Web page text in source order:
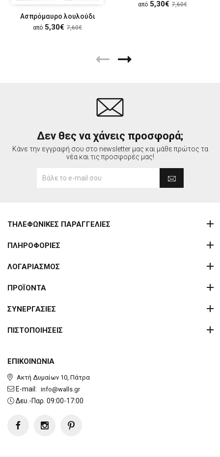
Ασπρόμαυρο λουλούδι
από 5,30€ 7,60€
από 5,30€ 7,60€
Δεν θες να χάνεις προσφορά;
Κάνε την εγγραφή σου στο newsletter μας και μάθε πρώτος τα
νέα και τις προσφορές μας!
ΕΠΙΚΟΙΝΩΝΙΑ
Ακτή Δυμαίων 10, Πάτρα
E-mail: info@walls.gr
Δευ.-Παρ. 09:00-17:00
ΤΗΛΕΦΩΝΙΚΕΣ ΠΑΡΑΓΓΕΛΙΕΣ
ΠΛΗΡΟΦΟΡΙΕΣ
ΛΟΓΑΡΙΑΣΜΟΣ
ΠΡΟΪΟΝΤΑ
ΣΥΝΕΡΓΑΣΙΕΣ
ΠΙΣΤΟΠΟΙΗΣΕΙΣ